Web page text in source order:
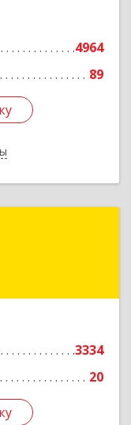
4964
89
3334
20
Красноярск г,